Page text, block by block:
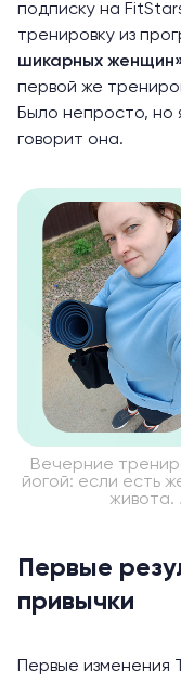
подписку на
тренировку из
шикарных
первой же
Было непросто, но
говорит она.
Вечерние
йогой: если есть
живота.
Первые
привычки
Первые изменения